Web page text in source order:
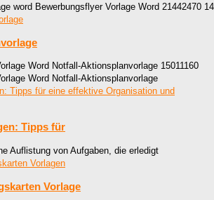
word Bewerbungsflyer Vorlage Word 21442470 14
Word Notfall-Aktionsplanvorlage 15011160
Word Notfall-Aktionsplanvorlage
Tipps für
Auflistung von Aufgaben, die erledigt
Vorlage